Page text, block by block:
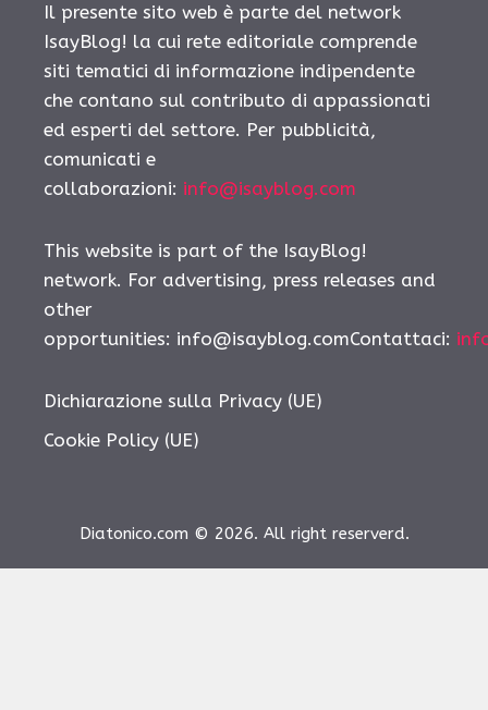
Il presente sito web è parte del network
IsayBlog! la cui rete editoriale comprende
siti tematici di informazione indipendente
che contano sul contributo di appassionati
ed esperti del settore. Per pubblicità,
comunicati e
collaborazioni: info@isayblog.com
This website is part of the IsayBlog!
network. For advertising, press releases and
other
opportunities: info@isayblog.comContattaci:
Dichiarazione sulla Privacy (UE)
Cookie Policy (UE)
Diatonico.com © 2026. All right reserverd.